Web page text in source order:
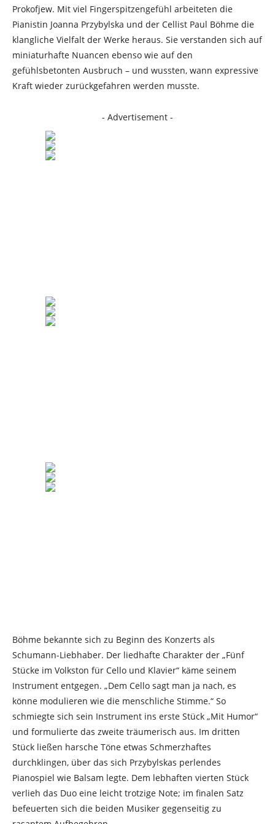
Prokofjew. Mit viel Fingerspitzengefühl arbeiteten die
Pianistin Joanna Przybylska und der Cellist Paul Böhme die
klangliche Vielfalt der Werke heraus. Sie verstanden sich auf
miniaturhafte Nuancen ebenso wie auf den
gefühlsbetonten Ausbruch – und wussten, wann expressive
Kraft wieder zurückgefahren werden musste.
- Advertisement -
Böhme bekannte sich zu Beginn des Konzerts als
Schumann-Liebhaber. Der liedhafte Charakter der „Fünf
Stücke im Volkston für Cello und Klavier“ käme seinem
Instrument entgegen. „Dem Cello sagt man ja nach, es
könne modulieren wie die menschliche Stimme.“ So
schmiegte sich sein Instrument ins erste Stück „Mit Humor“
und formulierte das zweite träumerisch aus. Im dritten
Stück ließen harsche Töne etwas Schmerzhaftes
durchklingen, über das sich Przybylskas perlendes
Pianospiel wie Balsam legte. Dem lebhaften vierten Stück
verlieh das Duo eine leicht trotzige Note; im finalen Satz
befeuerten sich die beiden Musiker gegenseitig zu